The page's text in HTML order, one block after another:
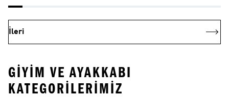
İleri
GIYIM VE AYAKKABI
KATEGORILERIMIZ